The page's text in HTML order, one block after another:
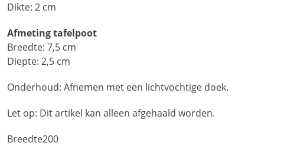
Dikte: 2 cm
Afmeting tafelpoot
Breedte: 7,5 cm
Diepte: 2,5 cm
Onderhoud: Afnemen met een lichtvochtige doek.
Let op: Dit artikel kan alleen afgehaald worden.
Breedte200